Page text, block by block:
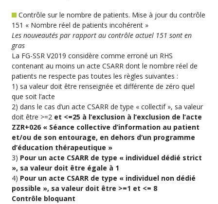
Contrôle sur le nombre de patients. Mise à jour du contrôle
151 « Nombre réel de patients incohérent »
Les nouveautés par rapport au contrôle actuel 151 sont en
gras
La FG-SSR V2019 considère comme erroné un RHS
contenant au moins un acte CSARR dont le nombre réel de
patients ne respecte pas toutes les règles suivantes :
1) sa valeur doit être renseignée et différente de zéro quel
que soit l’acte
2) dans le cas d’un acte CSARR de type « collectif », sa valeur
doit être >=2 et <=25 à l’exclusion à l’exclusion de l’acte
ZZR+026 « Séance collective d’information au patient
et/ou de son entourage, en dehors d‘un programme
d’éducation thérapeutique »
3) Pour un acte CSARR de type « individuel dédié strict
», sa valeur doit être égale à 1
4) Pour un acte CSARR de type « individuel non dédié
possible », sa valeur doit être >=1 et <= 8
Contrôle bloquant